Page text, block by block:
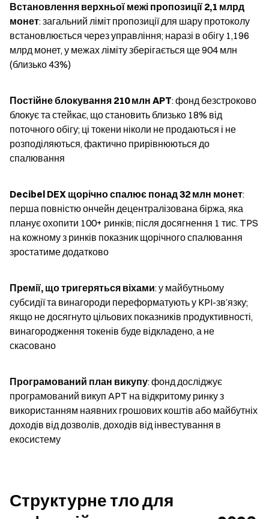
Встановлення верхньої межі пропозиції 2,1 млрд
монет: загальний ліміт пропозиції для шару протоколу
встановлюється через управління; наразі в обігу 1,196
млрд монет, у межах ліміту зберігається ще 904 млн
(близько 43%)
Постійне блокування 210 млн APT: фонд безстроково
блокує та стейкає, що становить близько 18% від
поточного обігу; ці токени ніколи не продаються і не
розподіляються, фактично прирівнюються до
спалювання
Decibel DEX щорічно спалює понад 32 млн монет:
перша повністю ончейн децентралізована біржа, яка
планує охопити 100+ ринків; після досягнення 1 тис. TPS
на кожному з ринків показник щорічного спалювання
зростатиме додатково
Премії, що тригеряться віхами: у майбутньому
субсидії та винагороди переформатують у KPI-зв’язку;
якщо не досягнуто цільових показників продуктивності,
винагородження токенів буде відкладено, а не
скасовано
Програмований план викупу: фонд досліджує
програмований викуп APT на відкритому ринку з
використанням наявних грошових коштів або майбутніх
доходів від дозволів, доходів від інвестування в
екосистему
Структурне тло для